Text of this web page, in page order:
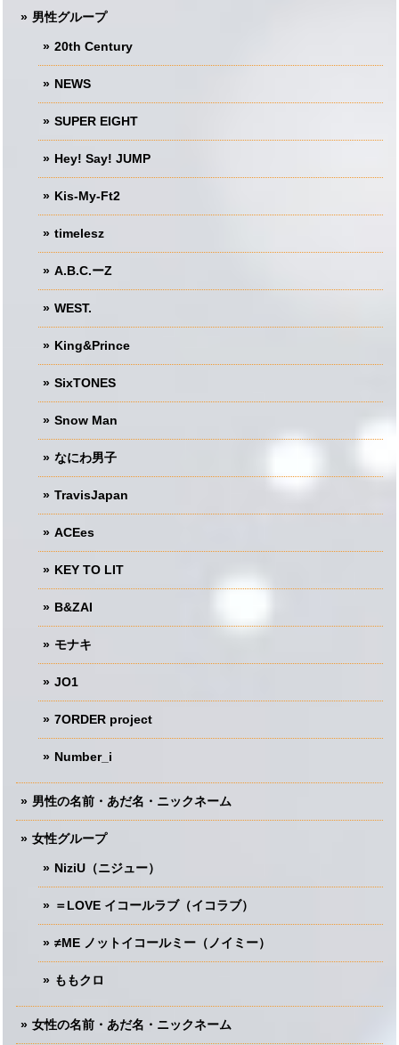
男性グループ
20th Century
NEWS
SUPER EIGHT
Hey! Say! JUMP
Kis-My-Ft2
timelesz
A.B.C.ーZ
WEST.
King&Prince
SixTONES
Snow Man
なにわ男子
TravisJapan
ACEes
KEY TO LIT
B&ZAI
モナキ
JO1
7ORDER project
Number_i
男性の名前・あだ名・ニックネーム
女性グループ
NiziU（ニジュー）
＝LOVE イコールラブ（イコラブ）
≠ME ノットイコールミー（ノイミー）
ももクロ
女性の名前・あだ名・ニックネーム